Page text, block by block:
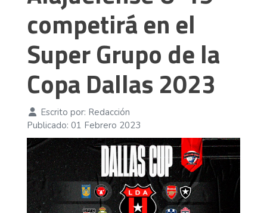
competirá en el
Super Grupo de la
Copa Dallas 2023
Escrito por: Redacción
Publicado: 01 Febrero 2023